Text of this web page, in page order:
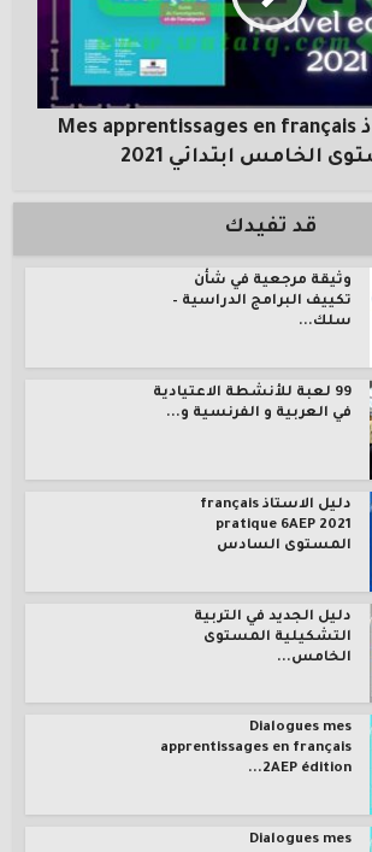
دليل الأستاذ Mes apprentissages en français
الخامس ابتدائي 2021
قد تفيدك
وثيقة مرجعية في شأن
تكييف البرامج الدراسية –
سلك...
99 لعبة للأنشطة الاعتيادية
في العربية و الفرنسية و...
دليل الاستاذ français
pratique 6AEP 2021
المستوى السادس
دليل الجديد في التربية
التشكيلية المستوى
الخامس...
Dialogues mes
apprentissages en français
2AEP édition...
Dialogues mes